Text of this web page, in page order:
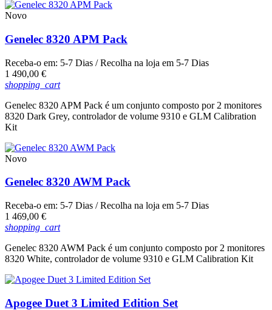
Novo
Genelec 8320 APM Pack
Receba-o em: 5-7 Dias / Recolha na loja em 5-7 Dias
Preço
1 490,00 €
shopping_cart
Genelec 8320 APM Pack é um conjunto composto por 2 monitores
8320 Dark Grey, controlador de volume 9310 e GLM Calibration
Kit
Novo
Genelec 8320 AWM Pack
Receba-o em: 5-7 Dias / Recolha na loja em 5-7 Dias
Preço
1 469,00 €
shopping_cart
Genelec 8320 AWM Pack é um conjunto composto por 2 monitores
8320 White, controlador de volume 9310 e GLM Calibration Kit
Apogee Duet 3 Limited Edition Set